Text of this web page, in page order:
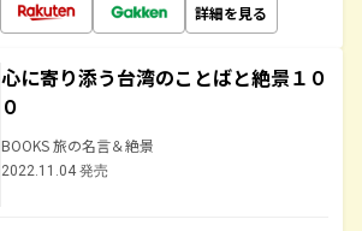
詳細を見る
心に寄り添う台湾のことばと絶景１０
０
BOOKS 旅の名言＆絶景
2022.11.04 発売